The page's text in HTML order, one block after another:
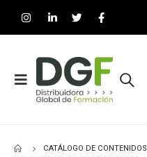
CATÁLOGO DE CONTENIDOS